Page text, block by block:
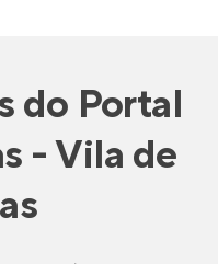
do Portal
- Vila de